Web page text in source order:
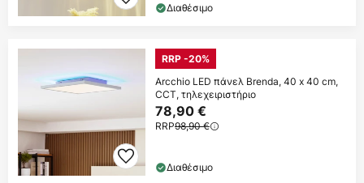
Διαθέσιμο
RRP -20%
Arcchio LED πάνελ Brenda, 40 x 40 cm,
CCT, τηλεχειριστήριο
78,90 €
RRP98,90 €
Διαθέσιμο